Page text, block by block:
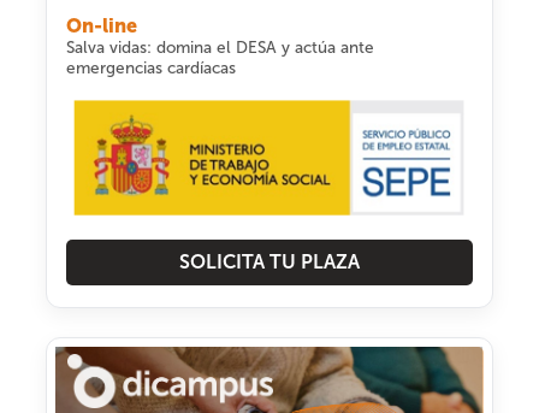
On-line
Salva vidas: domina el DESA y actúa ante
emergencias cardíacas
SOLICITA TU PLAZA